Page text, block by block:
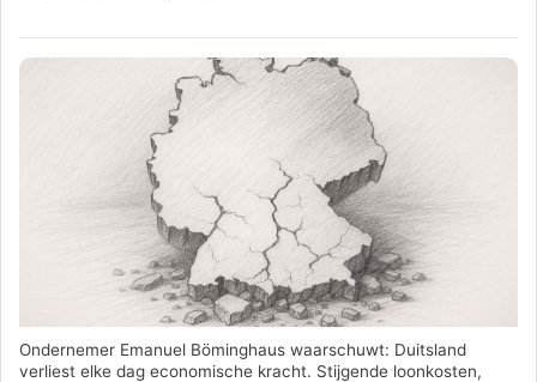
Ondernemer Emanuel Böminghaus waarschuwt: Duitsland
verliest elke dag economische kracht. Stijgende loonkosten,